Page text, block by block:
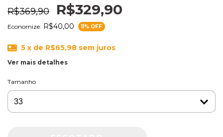
R$369,90 R$329,90
Economize: R$40,00 11% OFF
5 x de R$65,98 sem juros
Ver mais detalhes
Tamanho